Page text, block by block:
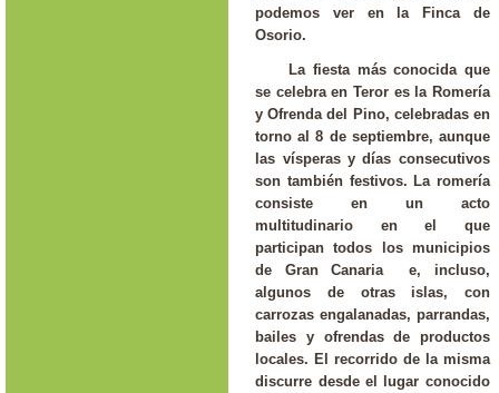
podemos ver en la Finca de
Osorio.
La fiesta más conocida que
se celebra en Teror es la Romería
y Ofrenda del Pino, celebradas en
torno al 8 de septiembre, aunque
las vísperas y días consecutivos
son también festivos. La romería
consiste en un acto
multitudinario en el que
participan todos los municipios
de Gran Canaria e, incluso,
algunos de otras islas, con
carrozas engalanadas, parrandas,
bailes y ofrendas de productos
locales. El recorrido de la misma
discurre desde el lugar conocido